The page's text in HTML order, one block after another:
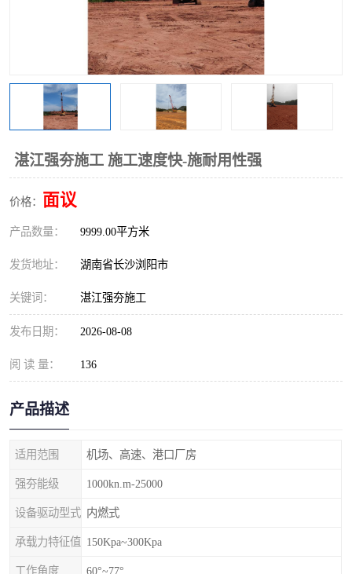
湛江强夯施工 施工速度快-施耐用性强
价格： 面议
产品数量： 9999.00平方米
发货地址： 湖南省长沙浏阳市
关键词： 湛江强夯施工
发布日期： 2026-08-08
阅 读 量： 136
产品描述
适用范围 机场、高速、港口厂房
强夯能级 1000kn.m-25000
设备驱动型式 内燃式
承载力特征值 150Kpa~300Kpa
工作角度 60°~77°